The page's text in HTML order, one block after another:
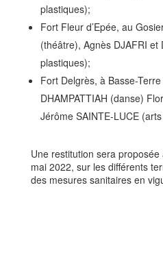
plastiques);
Fort Fleur d’Epée, au
(théâtre), Agnès DJAFRI et
plastiques);
Fort Delgrès, à Basse-
DHAMPATTIAH (danse)
Jérôme SAINTE-LUCE
Une restitution sera
mai 2022, sur les différents
des mesures sanitaires en